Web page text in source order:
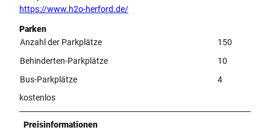
https://www.h2o-herford.de/
Parken
Anzahl der Parkplätze
150
Behinderten-Parkplätze
10
Bus-Parkplätze
4
kostenlos
Preisinformationen